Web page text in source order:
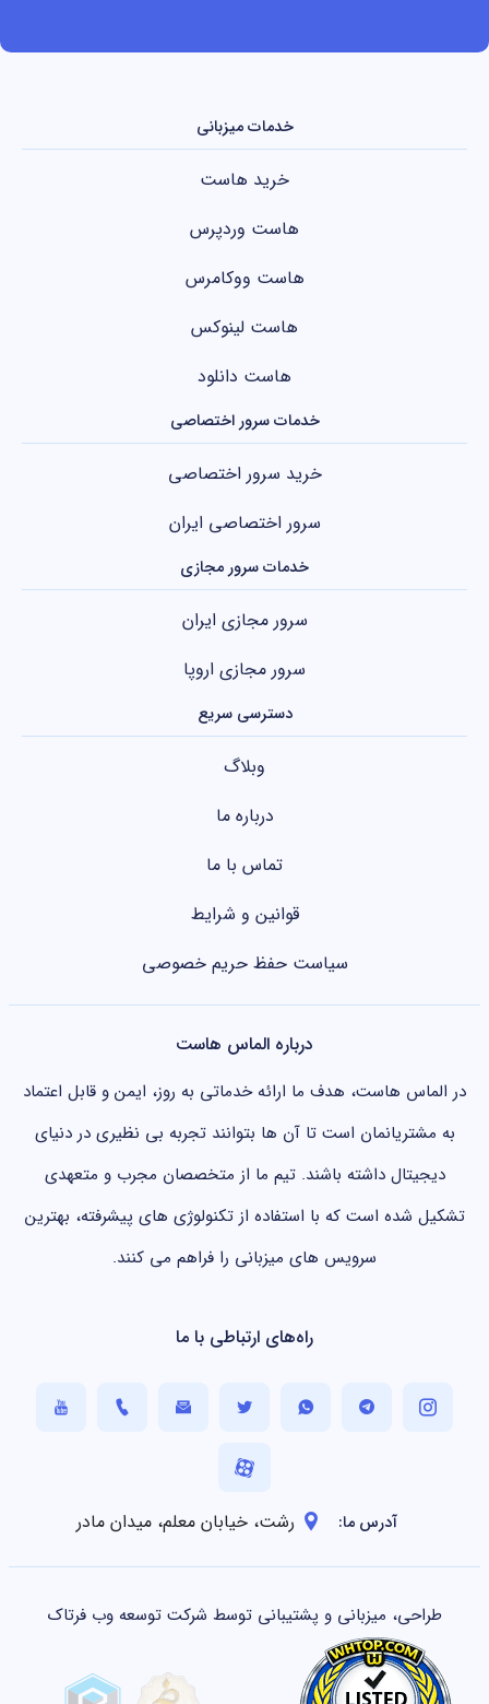
خدمات میزبانی
خرید هاست
هاست وردپرس
هاست ووکامرس
هاست لینوکس
هاست دانلود
خدمات سرور اختصاصی
خرید سرور اختصاصی
سرور اختصاصی ایران
خدمات سرور مجازی
سرور مجازی ایران
سرور مجازی اروپا
دسترسی سریع
وبلاگ
درباره ما
تماس با ما
قوانین و شرایط
سیاست حفظ حریم خصوصی
درباره الماس هاست
در الماس هاست، هدف ما ارائه خدماتی به روز، ایمن و قابل اعتماد
به مشتریانمان است تا آن ها بتوانند تجربه بی نظیری در دنیای
دیجیتال داشته باشند. تیم ما از متخصصان مجرب و متعهدی
تشکیل شده است که با استفاده از تکنولوژی های پیشرفته، بهترین
سرویس های میزبانی را فراهم می کنند.
راه‌های ارتباطی با ما
آدرس ما: رشت، خیابان معلم، میدان مادر
طراحی، میزبانی و پشتیبانی توسط شرکت توسعه وب فرتاک